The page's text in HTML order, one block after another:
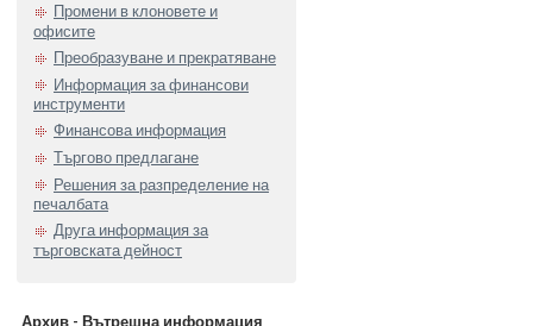
Промени в клоновете и
офисите
Преобразуване и прекратяване
Информация за финансови
инструменти
Финансова информация
Търгово предлагане
Решения за разпределение на
печалбата
Друга информация за
търговската дейност
Архив - Вътрешна информация